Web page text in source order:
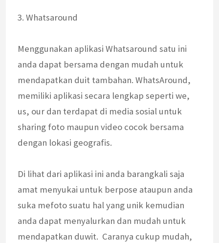
3. Whatsaround
Menggunakan aplikasi Whatsaround satu ini
anda dapat bersama dengan mudah untuk
mendapatkan duit tambahan. WhatsAround,
memiliki aplikasi secara lengkap seperti we,
us, our dan terdapat di media sosial untuk
sharing foto maupun video cocok bersama
dengan lokasi geografis.
Di lihat dari aplikasi ini anda barangkali saja
amat menyukai untuk berpose ataupun anda
suka mefoto suatu hal yang unik kemudian
anda dapat menyalurkan dan mudah untuk
mendapatkan duwit. Caranya cukup mudah,